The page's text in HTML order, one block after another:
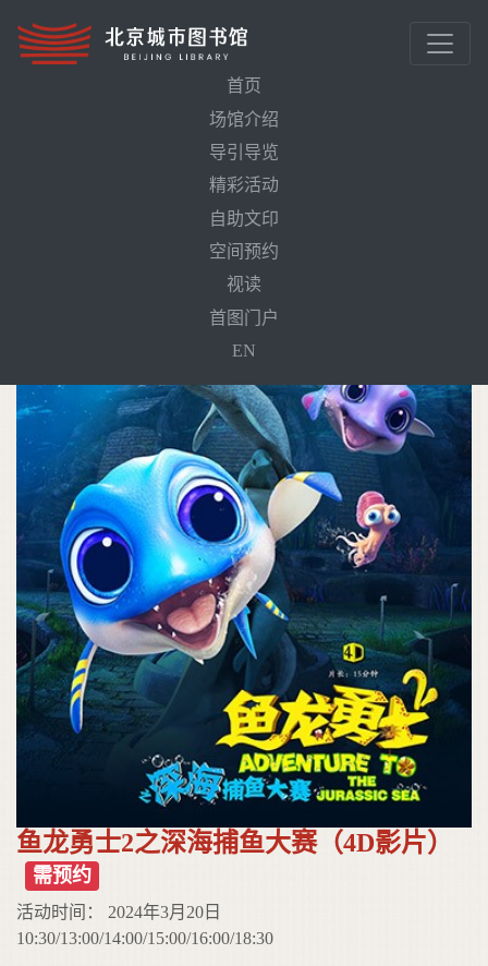
首页
场馆介绍
导引导览
精彩活动
自助文印
空间预约
视读
首图门户
EN
鱼龙勇士2之深海捕鱼大赛（4D影片）
需预约
活动时间： 2024年3月20日
10:30/13:00/14:00/15:00/16:00/18:30